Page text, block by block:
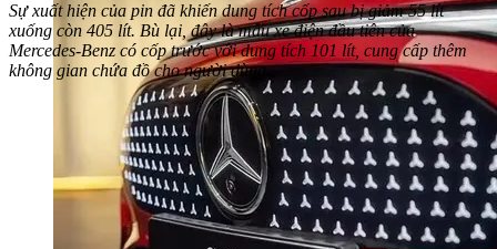
Sự xuất hiện của pin đã khiến dung tích cốp sau bị giảm 55 lít
xuống còn 405 lít. Bù lại, đây là mẫu xe điện đầu tiên của
Mercedes-Benz có cốp trước với dung tích 101 lít, cung cấp thêm
không gian chứa đồ cho người dùng.